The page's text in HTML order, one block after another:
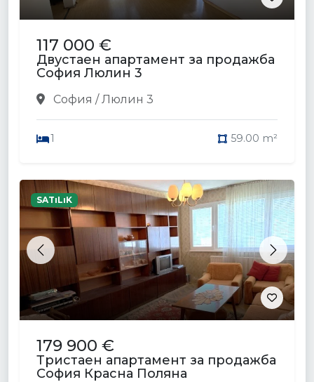
117 000 €
Двустаен апартамент за продажба
София Люлин 3
София / Люлин 3
1 59.00 m²
Previous Next
SATıLıK
179 900 €
Тристаен апартамент за продажба
София Красна Поляна